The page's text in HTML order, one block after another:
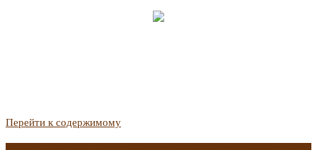
Перейти к содержимому